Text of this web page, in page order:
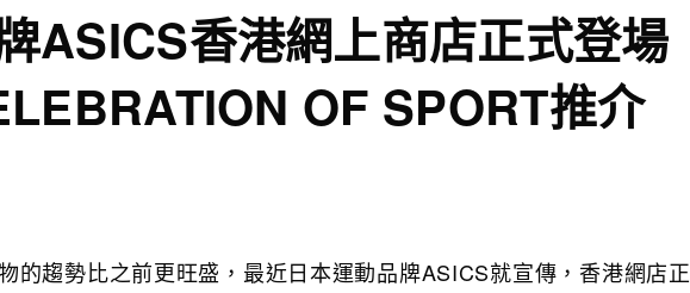
ASICS香港網上商店正式登場
OF SPORT推介
的趨勢比之前更旺盛，最近日本運動品牌ASICS就宣傳，香港網店正